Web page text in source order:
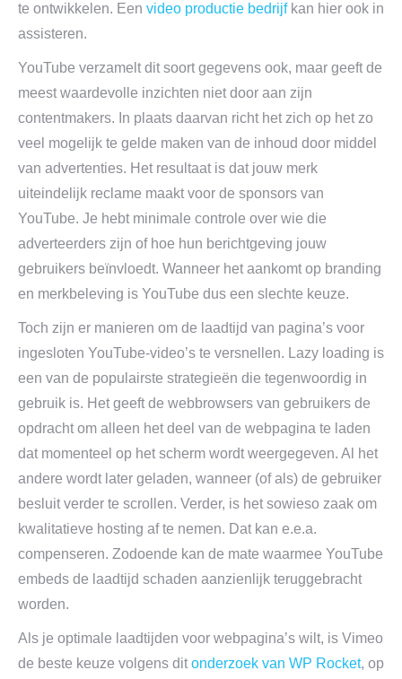
te ontwikkelen. Een video productie bedrijfkan hier ook in
assisteren.
YouTube verzamelt dit soort gegevens ook, maar geeft de
meest waardevolle inzichten niet door aan zijn
contentmakers. In plaats daarvan richt het zich op het zo
veel mogelijk te gelde maken van de inhoud door middel
van advertenties. Het resultaat is dat jouw merk
uiteindelijk reclame maakt voor de sponsors van
YouTube. Je hebt minimale controle over wie die
adverteerders zijn of hoe hun berichtgeving jouw
gebruikers beïnvloedt. Wanneer het aankomt op branding
en merkbeleving is YouTube dus een slechte keuze.
Toch zijn er manieren om de laadtijd van pagina’s voor
ingesloten YouTube-video’s te versnellen. Lazy loading is
een van de populairste strategieën die tegenwoordig in
gebruik is. Het geeft de webbrowsers van gebruikers de
opdracht om alleen het deel van de webpagina te laden
dat momenteel op het scherm wordt weergegeven. Al het
andere wordt later geladen, wanneer (of als) de gebruiker
besluit verder te scrollen. Verder, is het sowieso zaak om
kwalitatieve hosting af te nemen. Dat kan e.e.a.
compenseren. Zodoende kan de mate waarmee YouTube
embeds de laadtijd schaden aanzienlijk teruggebracht
worden.
Als je optimale laadtijden voor webpagina’s wilt, is Vimeo
de beste keuze volgens dit onderzoek van WP Rocket, op